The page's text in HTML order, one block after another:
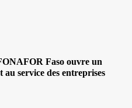
Faso ouvre un
service des entreprises